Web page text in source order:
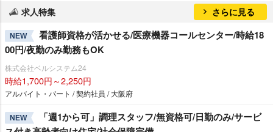
求人特集 さらに見る
NEW
看護師資格が活かせる/医療機器コールセンター/時給18
00円/夜勤のみ勤務もOK
株式会社ベルシステム24
時給1,700円～2,250円
アルバイト・パート / 契約社員 / 大阪府
NEW
「週1から可」調理スタッフ/無資格可/日勤のみ/サービ